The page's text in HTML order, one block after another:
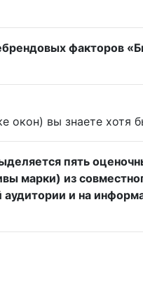
факторов
окон) вы знаете хотя
пять
марки) из
и на